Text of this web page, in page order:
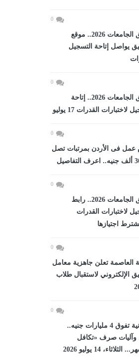
0
تنسيق الجامعات 2026.. موقع
يواصل إتاحة التسجيل
0
تنسيق الجامعات 2026.. إتاحة
لاختبارات القدرات 17 يوليو
0
فى الأردن بمرتبات تصل
0
تنسيق الجامعات 2026.. رابط
لاختبارات القدرات
اجتيازها
0
العاصمة تعلن جاهزية معامل
الإلكتروني لاستقبال طلاب
0
بميزانية تفوق 4 مليارات جنيه..
وآليات صرف «تكافل
وكرامة» عن شهر... الثلاثاء، 14 يوليو 2026